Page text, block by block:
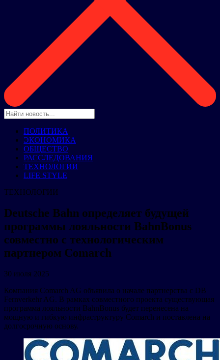
ПОЛИТИКА
ЭКОНОМИКА
ОБЩЕСТВО
РАССЛЕДОВАНИЯ
ТЕХНОЛОГИИ
LIFE STYLE
ТЕХНОЛОГИИ
Deutsche Bahn определяет будущей
программы лояльности BahnBonus
совместно с технологическим
партнером Comarch
30 июля 2025
Компания Comarch AG объявила о начале партнерства с DB
Fernverkehr AG. В рамках совместного проекта существующая
программа лояльности BahnBonus будет перенесена на
мощную и гибкую инфраструктуру Comarch и поставлена на
долгосрочную основу.